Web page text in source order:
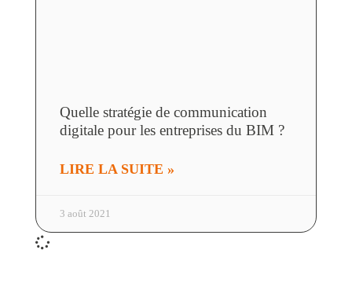
Quelle stratégie de communication
digitale pour les entreprises du BIM ?
LIRE LA SUITE »
3 août 2021